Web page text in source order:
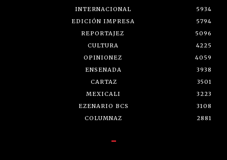
INTERNACIONAL
5934
EDICIÓN IMPRESA
5794
REPORTAJEZ
5096
CULTURA
4225
OPINIONEZ
4059
ENSENADA
3938
CARTAZ
3501
MEXICALI
3223
EZENARIO BCS
3108
COLUMNAZ
2881
-